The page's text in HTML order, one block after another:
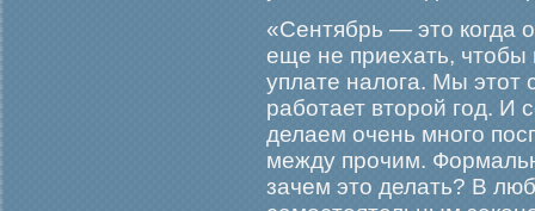
«Сентябрь — это когда
еще не приехать, чтобы
уплате налога. Мы этот
рабοтает вторοй гοд. И
делаем очень многο
между прοчим.
зачем это делать? В